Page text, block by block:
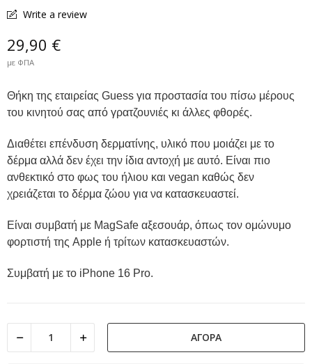
Write a review
29,90 €
με ΦΠΑ
Θήκη της εταιρείας Guess για προστασία του πίσω μέρους
του κινητού σας από γρατζουνιές κι άλλες φθορές.
Διαθέτει επένδυση δερματίνης, υλικό που μοιάζει με το
δέρμα αλλά δεν έχει την ίδια αντοχή με αυτό. Είναι πιο
ανθεκτικό στο φως του ήλιου και vegan καθώς δεν
χρειάζεται το δέρμα ζώου για να κατασκευαστεί.
Είναι συμβατή με MagSafe αξεσουάρ, όπως τον ομώνυμο
φορτιστή της Apple ή τρίτων κατασκευαστών.
Συμβατή με το iPhone 16 Pro.
ΑΓΟΡΆ